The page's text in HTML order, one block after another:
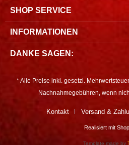
SHOP SERVICE
INFORMATIONEN
DANKE SAGEN:
* Alle Preise inkl. gesetzl.
Nachnahmegebühren, wenn
Kontakt Versand &
Realisiert mit
Template made by